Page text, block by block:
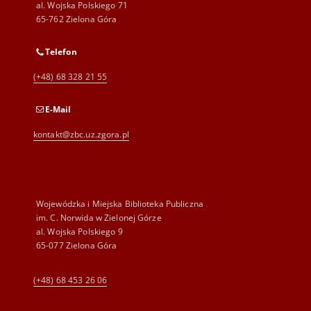
al. Wojska Polskiego 71
65-762 Zielona Góra
Telefon
(+48) 68 328 21 55
E-Mail
kontakt@zbc.uz.zgora.pl
Wojewódzka i Miejska Biblioteka Publiczna
im. C. Norwida w Zielonej Górze
al. Wojska Polskiego 9
65-077 Zielona Góra
(+48) 68 453 26 06